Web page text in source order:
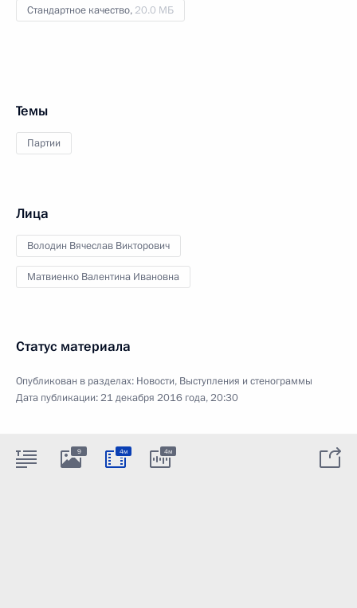
Стандартное качество, 20.0 МБ
Темы
Партии
Лица
Володин Вячеслав Викторович
Матвиенко Валентина Ивановна
Статус материала
Опубликован в разделах: Новости, Выступления и стенограммы
Дата публикации:21 декабря 2016 года, 20:30
9 4м 4м